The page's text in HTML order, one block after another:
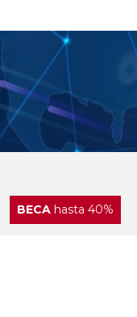
BECA hasta 40%